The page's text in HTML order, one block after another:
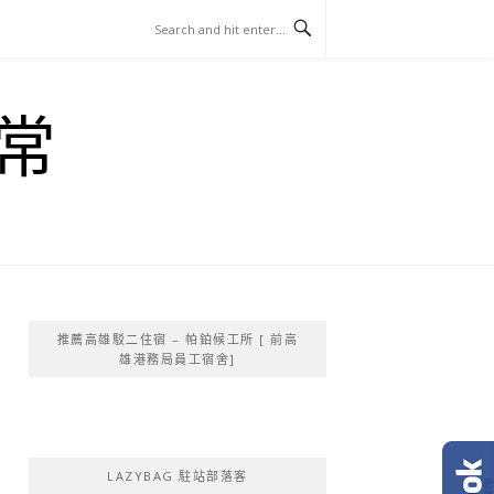
推薦高雄駁二住宿 – 帕鉑候工所 [ 前高
雄港務局員工宿舍]
LAZYBAG 駐站部落客